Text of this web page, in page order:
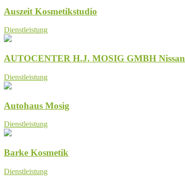
Auszeit Kosmetikstudio
Dienstleistung
AUTOCENTER H.J. MOSIG GMBH Nissan
Dienstleistung
Autohaus Mosig
Dienstleistung
Barke Kosmetik
Dienstleistung